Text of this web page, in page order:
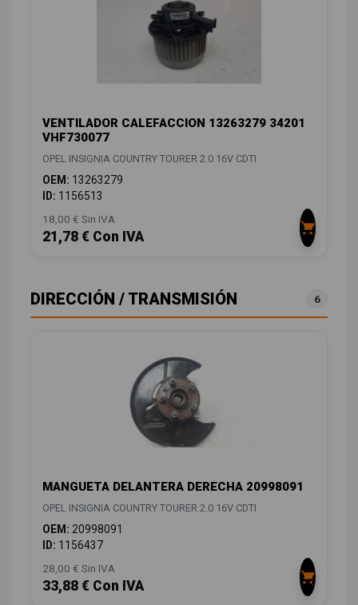
VENTILADOR CALEFACCION 13263279 34201
VHF730077
OPEL INSIGNIA COUNTRY TOURER 2.0 16V CDTI
OEM: 13263279
ID: 1156513
18,00 € Sin IVA
21,78 € Con IVA
DIRECCIÓN / TRANSMISIÓN 6
MANGUETA DELANTERA DERECHA 20998091
OPEL INSIGNIA COUNTRY TOURER 2.0 16V CDTI
OEM: 20998091
ID: 1156437
28,00 € Sin IVA
33,88 € Con IVA